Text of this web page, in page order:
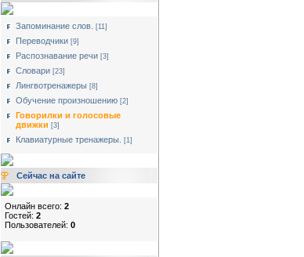
Запоминание слов. [11]
Переводчики [9]
Распознавание речи [3]
Словари [23]
Лингвотренажеры [8]
Обучение произношению [2]
Говорилки и голосовые
движки [3]
Клавиатурные тренажеры. [1]
Сейчас на сайте
Онлайн всего: 2
Гостей: 2
Пользователей: 0